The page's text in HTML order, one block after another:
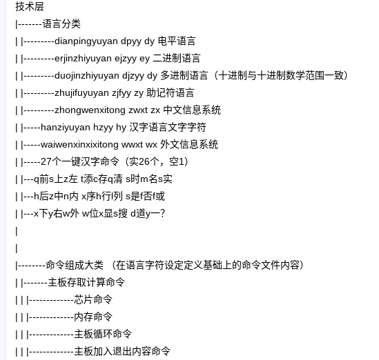
技术层
|-------语言分类
| |---------dianpingyuyan dpyy dy 电平语言
| |---------erjinzhiyuyan ejzyy ey 二进制语言
| |---------duojinzhiyuyan djzyy dy 多进制语言（十进制与十进制数学范围一致）
| |---------zhujifuyuyan zjfyy zy 助记符语言
| |---------zhongwenxitong zwxt zx 中文信息系统
| |-----hanziyuyan hzyy hy 汉字语言文字字符
| |-----waiwenxinxixitong wwxt wx 外文信息系统
| |-----27个一键汉字命令（实26个，空1）
| |---q前s上z左 t添c存q清 s时m名s实
| |---h后z中n内 x序h行l列 s是f否f或
| |---x下y右w外 w位x显s搜 d道y一？
|
|
|--------命令组成大类 （在语言字符设定定义基础上的命令文件内容）
| |-------主板存取计算命令
| | |-------------芯片命令
| | |-------------内存命令
| | |-------------主板循环命令
| | |-------------主板加入退出内容命令